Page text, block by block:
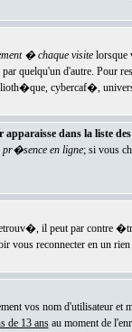
� chaque visitelorsque
quelqu'un d'autre. Pour
cybercaf�,
dans la liste
pr�sence en ligne; si vous
il peut par contre
vous reconnecter en un rien
vos nom d'utilisateur
de 13 ansau moment de